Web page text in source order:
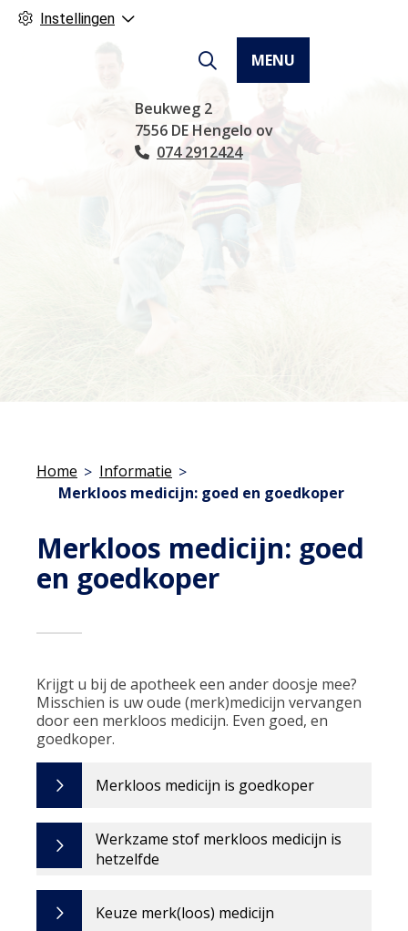
Instellingen
Hoofdmenu
MENU
Beukweg 2
7556 DE Hengelo ov
Tel:
074 2912424
Home
Informatie
Merkloos medicijn: goed en goedkoper
Merkloos medicijn: goed
en goedkoper
Krijgt u bij de apotheek een ander doosje mee?
Misschien is uw oude (merk)medicijn vervangen
door een merkloos medicijn. Even goed, en
goedkoper.
Merkloos medicijn is goedkoper
Werkzame stof merkloos medicijn is
hetzelfde
Keuze merk(loos) medicijn